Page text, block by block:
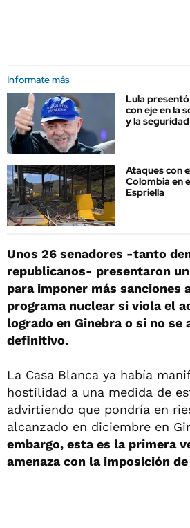
Informate más
Lula
con eje en la
y la seguridad
Ataques con
Colombia en
Espriella
Unos 26 senadores -tanto
republicanos- presentaron
para imponer más sanciones
programa nuclear si viola el
logrado en Ginebra o si no se
definitivo.
La Casa Blanca ya había
hostilidad a una medida de
advirtiendo que pondría en
alcanzado en diciembre en
embargo, esta es la primera
amenaza con la imposición